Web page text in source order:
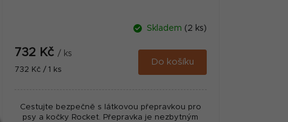
Skladem (2 ks)
732 Kč / ks
Měrná
732 Kč / 1 ks
Do košíku
Cestujte bezpečně s látkovou přepravkou pro
psy a kočky Rocket. Přepravka je nezbytným